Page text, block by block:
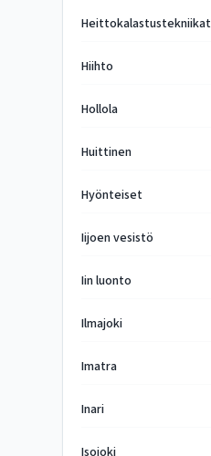
Heittokalastustekniikat
Hiihto
Hollola
Huittinen
Hyönteiset
Iijoen vesistö
Iin luonto
Ilmajoki
Imatra
Inari
Isojoki